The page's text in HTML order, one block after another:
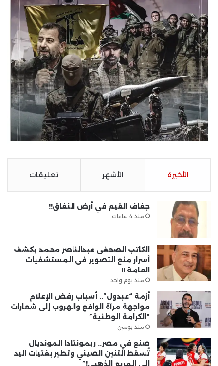
الأخيرة الأشهر تعليقات
جفاف القيم في أرض النفاق!!
منذ 4 ساعات
الكاتب الصحفى عبدالناصر محمد يكشف
أسرار منع التصوير فى المستشفيات
العامة !!
منذ يوم واحد
أزمة “عبدول”.. أسباب رفض الإعلام
مواجهة مرآة الواقع والهروب إلى شعارات
“الكرامة الوطنية”
منذ يومين
صنع في مصر.. ريمونتادا المونديال
تُسقط التنين الصيني وتطير بفتيات اليد
إلى المربع الذهبي!”